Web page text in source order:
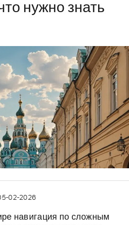
нужно знать
02-2026
навигация по сложным